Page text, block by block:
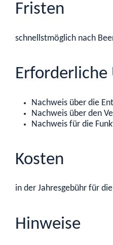
Fristen
schnellstmöglich nach
Erforderliche
Nachweis über die
Nachweis über den
Nachweis für die
Kosten
in der Jahresgebühr für
Hinweise